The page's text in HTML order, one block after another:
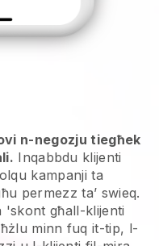
n-negozju tiegħek
Inqabbdu klijenti
kampanji ta
permezz ta’ swieq.
'skont għall-klijenti
minn fuq it-tip, l-